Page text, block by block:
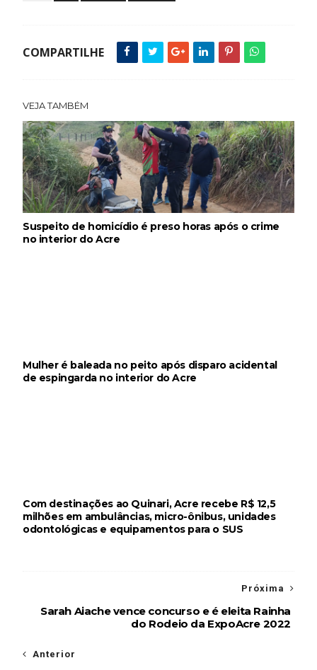
COMPARTILHE
VEJA TAMBÉM
Suspeito de homicídio é preso horas após o crime
no interior do Acre
Mulher é baleada no peito após disparo acidental
de espingarda no interior do Acre
Com destinações ao Quinari, Acre recebe R$ 12,5
milhões em ambulâncias, micro-ônibus, unidades
odontológicas e equipamentos para o SUS
Próxima
Sarah Aiache vence concurso e é eleita Rainha
do Rodeio da ExpoAcre 2022
Anterior